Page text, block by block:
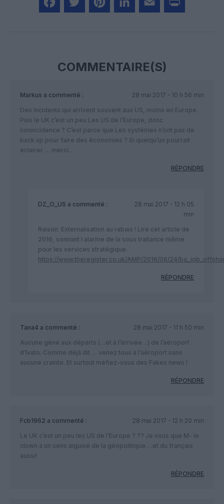
COMMENTAIRE(S)
Markus a commenté :
28 mai 2017 - 10 h 56 min
Des incidents qui arrivent souvent aux US, moins en Europe.
Puis le UK c’est un peu Les US de l’Europe, donc
conincidence ? C’est parce que Les systèmes n’ont pas de
back up pour faire des économies ? Si quelqu’un pourrait
éclairer … merci…
RÉPONDRE
DZ_O_US a commenté :
28 mai 2017 - 12 h 05
min
Raison: Externalisation au rabais ! Lire cet article de
2016, sonnant l alarme de la sous traitance même
pour les services stratégique.
https://www.theregister.co.uk/AMP/2016/06/24/
RÉPONDRE
Tana4 a commenté :
28 mai 2017 - 11 h 50 min
Aucune gène aux départs (…et à l’arrivée…) de l’aéroport
d’Ivato. Comme déjà dit…. venez tous à l’aéroport sans
aucune crainte. Et surtout méfiez-vous des Fakes news !
RÉPONDRE
Fcb1962 a commenté :
28 mai 2017 - 12 h 20 min
Le UK c’est un peu les US de l’Europe ? ?? Je vous que M- le
clown a un sens aiguisé de la géopolitique….et du français
aussi!
RÉPONDRE